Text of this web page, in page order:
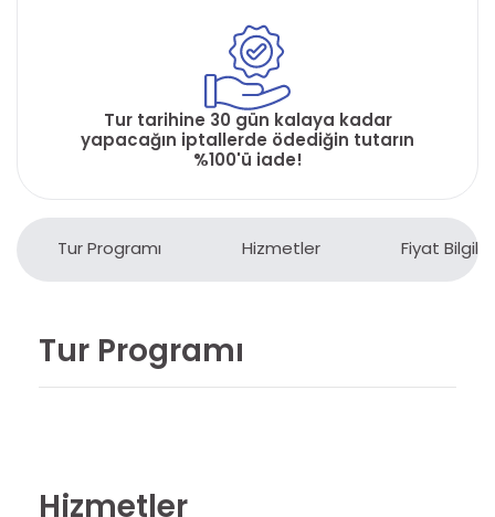
Tur tarihine 30 gün kalaya kadar
yapacağın iptallerde ödediğin tutarın
%100'ü iade!
Tur Programı Hizmetler Fiyat
Tur Programı
Hizmetler